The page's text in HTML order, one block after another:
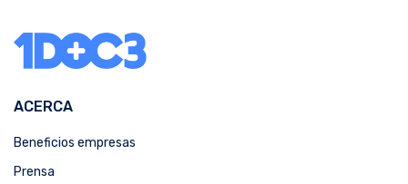
ACERCA
Beneficios empresas
Prensa